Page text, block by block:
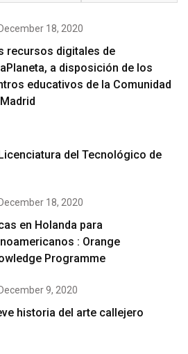
December 18, 2020
recursos digitales de
a disposición de los
educativos de la Comunidad
del Tecnológico de
December 18, 2020
en Holanda para
: Orange
Programme
December 9, 2020
historia del arte callejero